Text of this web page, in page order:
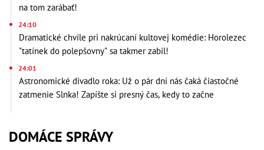
na tom zarábať!
24:10
Dramatické chvíle pri nakrúcaní kultovej komédie: Horolezec
"tatínek do polepšovny" sa takmer zabil!
24:01
Astronomické divadlo roka: Už o pár dní nás čaká čiastočné
zatmenie Slnka! Zapíšte si presný čas, kedy to začne
DOMÁCE SPRÁVY